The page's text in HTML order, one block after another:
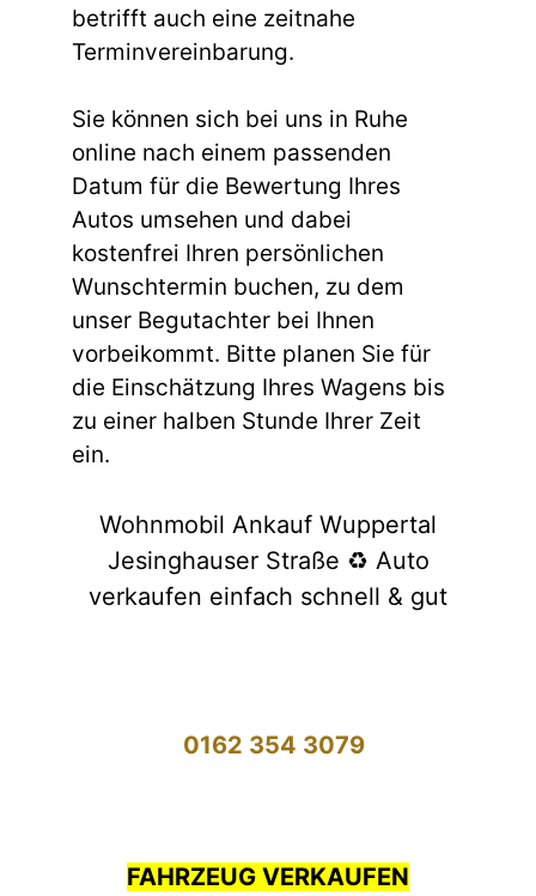
betrifft auch eine zeitnahe
Terminvereinbarung.
Sie können sich bei uns in Ruhe
online nach einem passenden
Datum für die Bewertung Ihres
Autos umsehen und dabei
kostenfrei Ihren persönlichen
Wunschtermin buchen, zu dem
unser Begutachter bei Ihnen
vorbeikommt. Bitte planen Sie für
die Einschätzung Ihres Wagens bis
zu einer halben Stunde Ihrer Zeit
ein.
Wohnmobil Ankauf Wuppertal
Jesinghauser Straße ♻️ Auto
verkaufen einfach schnell & gut
0162 354 3079
FAHRZEUG VERKAUFEN